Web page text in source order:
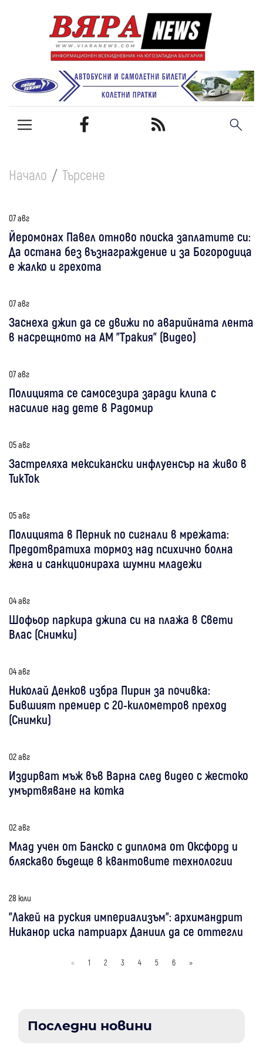
Начало Търсене
07 авг
Йеромонах Павел отново поиска заплатите си:
Да остана без възнаграждение и за Богородица
е жалко и грехота
07 авг
Заснеха джип да се движи по аварийната лента
в насрещното на АМ "Тракия" (Видео)
07 авг
Полицията се самосезира заради клипа с
насилие над дете в Радомир
05 авг
Застреляха мексикански инфлуенсър на живо в
ТикТок
05 авг
Полицията в Перник по сигнали в мрежата:
Предотвратиха тормоз над психично болна
жена и санкционираха шумни младежи
04 авг
Шофьор паркира джипа си на плажа в Свети
Влас (Снимки)
04 авг
Николай Денков избра Пирин за почивка:
Бившият премиер с 20-километров преход
(Снимки)
02 авг
Издирват мъж във Варна след видео с жестоко
умъртвяване на котка
02 авг
Млад учен от Банско с диплома от Оксфорд и
бляскаво бъдеще в квантовите технологии
28 юли
"Лакей на руския империализъм": архимандрит
Никанор иска патриарх Даниил да се оттегли
« 1 2 3 4 5 6 »
Последни новини